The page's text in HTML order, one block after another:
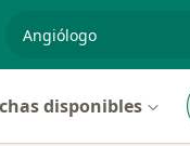
especialidad,
disponibles